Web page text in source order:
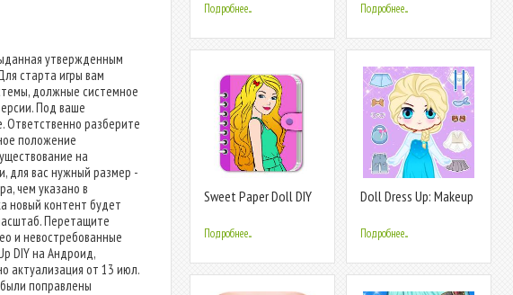
утвержденным
старта игры вам
должные системное
Под ваше
Ответственно разберите
положение
на
для вас нужный размер -
чем указано в
новый контент будет
Перетащите
и невостребованные
DIY на Андроид,
актуализация от 13 июл.
поправлены
Подробнее... Подробнее...
Sweet Paper Doll DIY
Подробнее...
Doll Dress Up: Makeup
Подробнее...